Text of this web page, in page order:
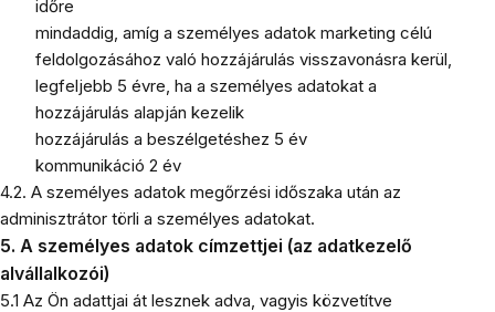
időre
mindaddig, amíg a személyes adatok marketing célú
feldolgozásához való hozzájárulás visszavonásra kerül,
legfeljebb 5 évre, ha a személyes adatokat a
hozzájárulás alapján kezelik
hozzájárulás a beszélgetéshez 5 év
kommunikáció 2 év
4.2. A személyes adatok megőrzési időszaka után az
adminisztrátor törli a személyes adatokat.
5. A személyes adatok címzettjei (az adatkezelő
alvállalkozói)
5.1 Az Ön adattjai át lesznek adva, vagyis közvetítve